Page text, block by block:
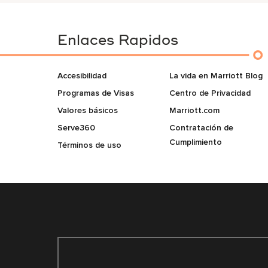
Enlaces Rapidos
Accesibilidad
Programas de Visas
Valores básicos
Serve360
Términos de uso
La vida en Marriott Blog
Centro de Privacidad
Marriott.com
Contratación de
Cumplimiento